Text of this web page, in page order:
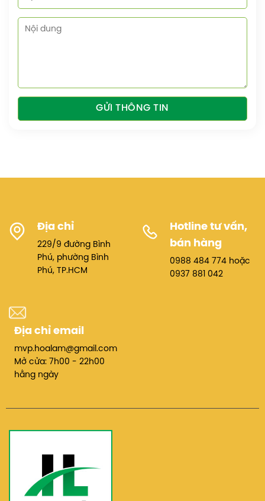
Địa chỉ
229/9 đường Bình
Phú, phường Bình
Phú, TP.HCM
Hotline tư vấn,
bán hàng
0988 484 774 hoặc
0937 881 042
Địa chỉ email
mvp.hoalam@gmail.com
Mở cửa: 7h00 - 22h00
hằng ngày